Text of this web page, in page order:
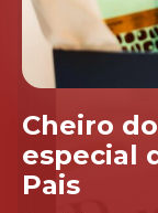
Cheiro
especial
Pais